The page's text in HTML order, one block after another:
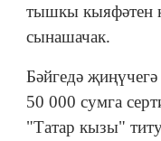
тышкы кыяфәтен
сынашачак.
Бәйгедә
50 000 сумга
"Татар кызы"